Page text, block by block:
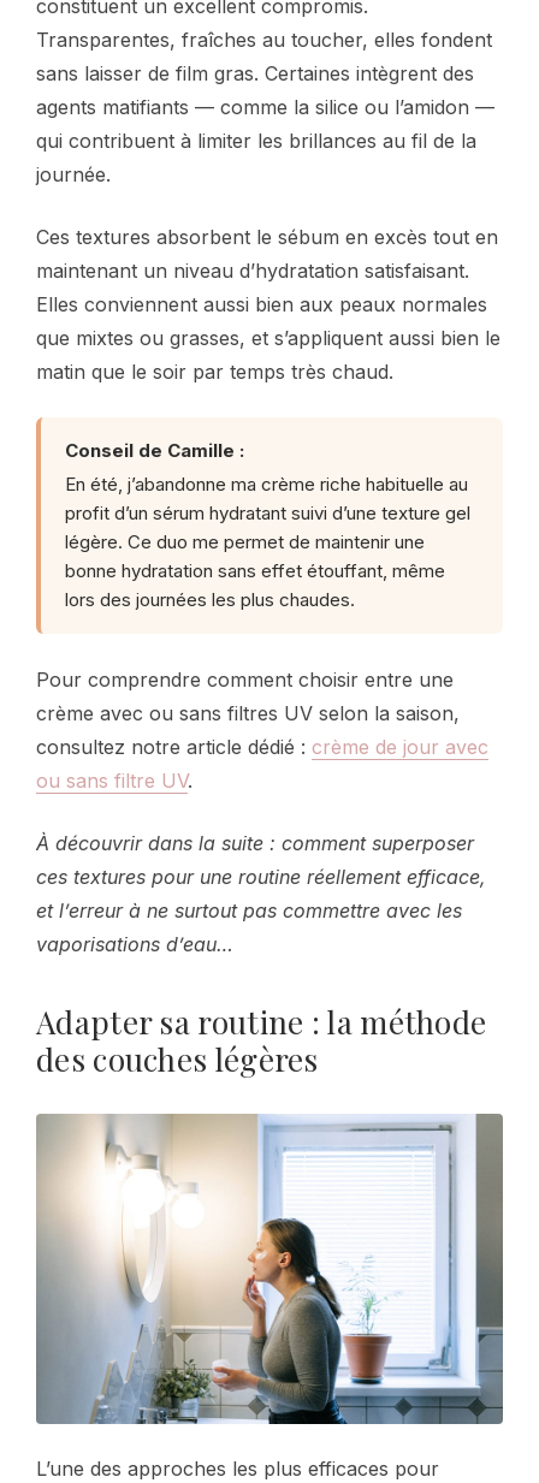
constituent un excellent compromis.
Transparentes, fraîches au toucher, elles fondent
sans laisser de film gras. Certaines intègrent des
agents matifiants — comme la silice ou l’amidon —
qui contribuent à limiter les brillances au fil de la
journée.
Ces textures absorbent le sébum en excès tout en
maintenant un niveau d’hydratation satisfaisant.
Elles conviennent aussi bien aux peaux normales
que mixtes ou grasses, et s’appliquent aussi bien le
matin que le soir par temps très chaud.
Conseil de Camille :
En été, j’abandonne ma crème riche habituelle au
profit d’un sérum hydratant suivi d’une texture gel
légère. Ce duo me permet de maintenir une
bonne hydratation sans effet étouffant, même
lors des journées les plus chaudes.
Pour comprendre comment choisir entre une
crème avec ou sans filtres UV selon la saison,
consultez notre article dédié : crème de jour avec
ou sans filtre UV.
À découvrir dans la suite : comment superposer
ces textures pour une routine réellement efficace,
et l’erreur à ne surtout pas commettre avec les
vaporisations d’eau…
Adapter sa routine : la méthode
des couches légères
L’une des approches les plus efficaces pour